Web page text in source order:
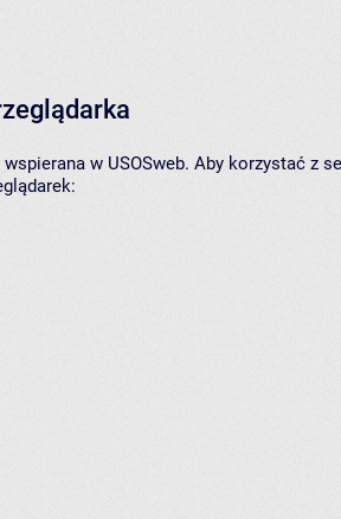
w USOSweb. Aby korzystać z